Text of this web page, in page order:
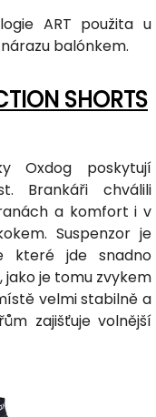
ART použita u
balónkem.
SHORTS
Oxdog poskytují
Brankáři chválili
a komfort i v
Suspenzor je
které jde snadno
je tomu zvykem
velmi stabilně a
zajišťuje volnější